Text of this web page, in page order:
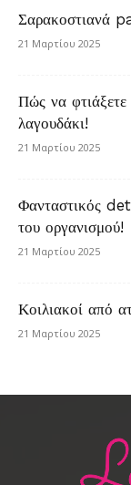
Σαρακοστιανά
21 Μαρτίου 2025
Πώς να φτιάξετε
λαγουδάκι!
21 Μαρτίου 2025
Φανταστικός
του οργανισμού!
21 Μαρτίου 2025
Κοιλιακοί από
21 Μαρτίου 2025